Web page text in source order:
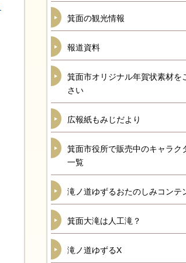
箕面の観光情報
報道資料
箕面市オリジナル年賀状素材を
さい
広報紙もみじだより
箕面市役所で販売中のキャラク
一覧
滝ノ道ゆずるおたのしみコンテ
箕面大滝は人工滝？
滝ノ道ゆずるX